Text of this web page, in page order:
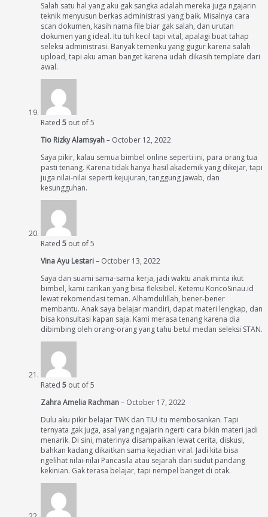
Salah satu hal yang aku gak sangka adalah mereka juga ngajarin
teknik menyusun berkas administrasi yang baik. Misalnya cara
scan dokumen, kasih nama file biar gak salah, dan urutan
dokumen yang ideal. Itu tuh kecil tapi vital, apalagi buat tahap
seleksi administrasi. Banyak temenku yang gugur karena salah
upload, tapi aku aman banget karena udah dikasih template dari
awal.
Rated 5 out of 5
Tio Rizky Alamsyah– October 12, 2022
Saya pikir, kalau semua bimbel online seperti ini, para orang tua
pasti tenang. Karena tidak hanya hasil akademik yang dikejar, tapi
juga nilai-nilai seperti kejujuran, tanggung jawab, dan
kesungguhan.
Rated 5 out of 5
Vina Ayu Lestari– October 13, 2022
Saya dan suami sama-sama kerja, jadi waktu anak minta ikut
bimbel, kami carikan yang bisa fleksibel. Ketemu KoncoSinau.id
lewat rekomendasi teman. Alhamdulillah, bener-bener
membantu. Anak saya belajar mandiri, dapat materi lengkap, dan
bisa konsultasi kapan saja. Kami merasa tenang karena dia
dibimbing oleh orang-orang yang tahu betul medan seleksi STAN.
Rated 5 out of 5
Zahra Amelia Rachman– October 17, 2022
Dulu aku pikir belajar TWK dan TIU itu membosankan. Tapi
ternyata gak juga, asal yang ngajarin ngerti cara bikin materi jadi
menarik. Di sini, materinya disampaikan lewat cerita, diskusi,
bahkan kadang dikaitkan sama kejadian viral. Jadi kita bisa
ngelihat nilai-nilai Pancasila atau sejarah dari sudut pandang
kekinian. Gak terasa belajar, tapi nempel banget di otak.